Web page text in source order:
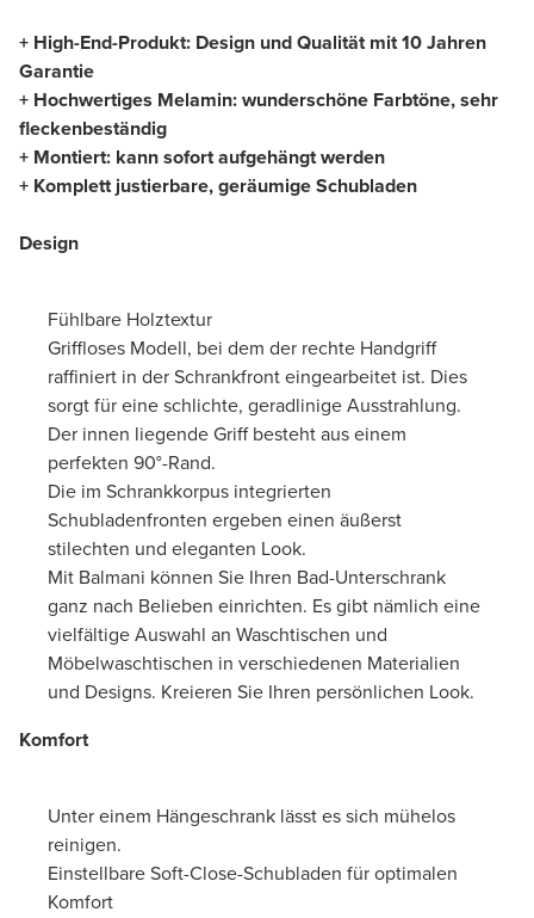
+ High-End-Produkt: Design und Qualität mit 10 Jahren
Garantie
+ Hochwertiges Melamin: wunderschöne Farbtöne, sehr
fleckenbeständig
+ Montiert: kann sofort aufgehängt werden
+ Komplett justierbare, geräumige Schubladen
Design
Fühlbare Holztextur
Griffloses Modell, bei dem der rechte Handgriff
raffiniert in der Schrankfront eingearbeitet ist. Dies
sorgt für eine schlichte, geradlinige Ausstrahlung.
Der innen liegende Griff besteht aus einem
perfekten 90°-Rand.
Die im Schrankkorpus integrierten
Schubladenfronten ergeben einen äußerst
stilechten und eleganten Look.
Mit Balmani können Sie Ihren Bad-Unterschrank
ganz nach Belieben einrichten. Es gibt nämlich eine
vielfältige Auswahl an Waschtischen und
Möbelwaschtischen in verschiedenen Materialien
und Designs. Kreieren Sie Ihren persönlichen Look.
Komfort
Unter einem Hängeschrank lässt es sich mühelos
reinigen.
Einstellbare Soft-Close-Schubladen für optimalen
Komfort